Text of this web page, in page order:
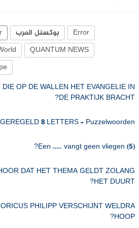
بوكسنل العرب
Error
QUANTUM NEWS
OP DE WALLEN HET EVANGELIE IN
DE PRAKTIJK BRACHT?
GEREGELD 8 LETTERS – Puzzelwoorden?
Een ….. vangt geen vliegen (5)?
DAT HET THEMA GELDT ZOLANG
HET DUURT?
PHILIPP VERSCHIJNT WELDRA
HOOP?